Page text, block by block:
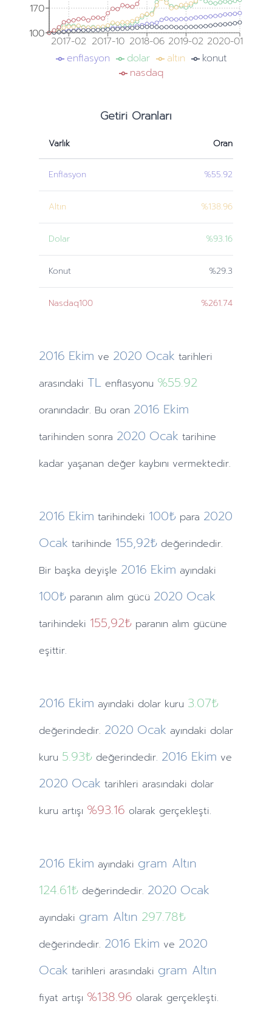
2017-02 2017-10 2018-06 2019-02 2020-01
100
170
100
170
enflasyon dolar altın
konut
nasdaq
Getiri Oranları
Varlık Oran
Enflasyon %55.92
Altın %138.96
Dolar %93.16
Konut %29.3
Nasdaq100 %261.74
2016 Ekim ve 2020 Ocak tarihleri
arasındaki TLenflasyonu %55.92
oranındadır. Bu oran 2016 Ekim
tarihindensonra 2020 Ocak tarihine
kadar yaşanan değer kaybını vermektedir.
2016 Ekim tarihindeki 100₺ para 2020
Ocak tarihinde 155,92₺ değerindedir.
Bir başka deyişle 2016 Ekim ayındaki
100₺ paranın alım gücü 2020 Ocak
tarihindeki 155,92₺ paranın alım gücüne
eşittir.
2016 Ekim ayındaki dolar kuru 3.07₺
değerindedir. 2020 Ocak ayındaki dolar
kuru 5.93₺değerindedir. 2016 Ekim ve
2020 Ocak tarihleri arasındaki dolar
kuru artışı %93.16 olarak gerçekleşti.
2016 Ekim ayındaki gram Altın
124.61₺değerindedir. 2020 Ocak
ayındaki gram Altın 297.78₺
değerindedir. 2016 Ekim ve 2020
Ocak tarihleri arasındaki gram Altın
fiyat artışı %138.96 olarak gerçekleşti.